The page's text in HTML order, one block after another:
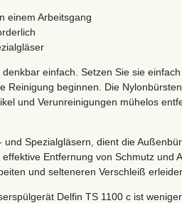
einem Arbeitsgang
einfach. Setzen Sie sie
Reinigung beginnen. Die
und Verunreinigungen mühelos
Spezialgläsern, dient die
Entfernung von Schmutz und
und selteneren Verschleiß
Delfin TS 1100 c ist weniger